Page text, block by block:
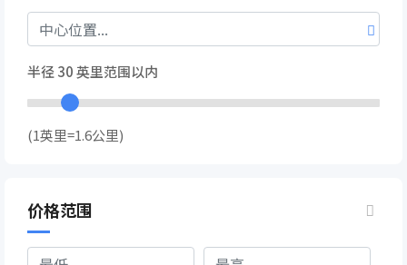
半径30英里范围以内
(1英里=1.6公里)
价格范围